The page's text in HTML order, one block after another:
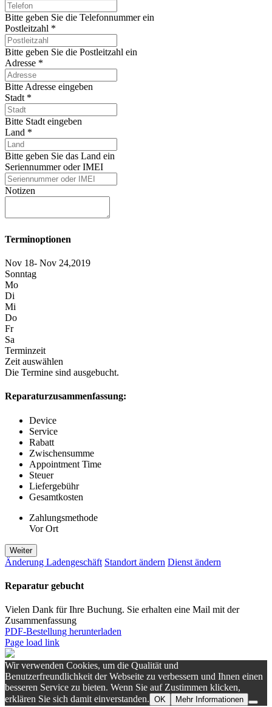
Bitte geben Sie die Telefonnummer ein
Postleitzahl *
Bitte geben Sie die Postleitzahl ein
Adresse *
Bitte Adresse eingeben
Stadt *
Bitte Stadt eingeben
Land *
Bitte geben Sie das Land ein
Seriennummer oder IMEI
Notizen
Terminoptionen
Nov 18- Nov 24,2019
Sonntag
Mo
Di
Mi
Do
Fr
Sa
Terminzeit
Zeit auswählen
Die Termine sind ausgebucht.
Reparaturzusammenfassung:
Device
Service
Rabatt
Zwischensumme
Appointment Time
Steuer
Liefergebühr
Gesamtkosten
Zahlungsmethode
Vor Ort
Weiter
Änderung Ladengeschäft Standort ändern Dienst ändern
Reparatur gebucht
Vielen Dank für Ihre Buchung. Sie erhalten eine Mail mit der
Zusammenfassung
PDF-Bestellung herunterladen
Page load link
Wir verwenden Cookies, um die Qualität und
Benutzerfreundlichkeit der Webseite zu verbessern und Ihnen einen
besseren Service zu bieten. Wenn Sie auf Zustimmen klicken,
erklären Sie sich damit einverstanden. OK Mehr Informationen